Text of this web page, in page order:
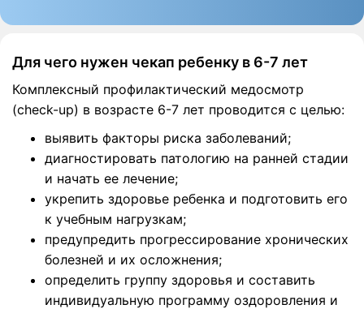
Для чего нужен чекап ребенку в 6-7 лет
Комплексный профилактический медосмотр
(check-up) в возрасте 6-7 лет проводится с целью:
выявить факторы риска заболеваний;
диагностировать патологию на ранней стадии
и начать ее лечение;
укрепить здоровье ребенка и подготовить его
к учебным нагрузкам;
предупредить прогрессирование хронических
болезней и их осложнения;
определить группу здоровья и составить
индивидуальную программу оздоровления и